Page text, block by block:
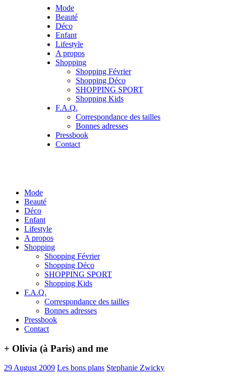
Mode
Beauté
Déco
Enfant
Lifestyle
A propos
Shopping
Shopping Février
Shopping Déco
SHOPPING SPORT
Shopping Kids
F.A.Q.
Correspondance des tailles
Bonnes adresses
Pressbook
Contact
Mode
Beauté
Déco
Enfant
Lifestyle
A propos
Shopping
Shopping Février
Shopping Déco
SHOPPING SPORT
Shopping Kids
F.A.Q.
Correspondance des tailles
Bonnes adresses
Pressbook
Contact
+ Olivia (à Paris) and me
29 August 2009 Les bons plans Stephanie Zwicky